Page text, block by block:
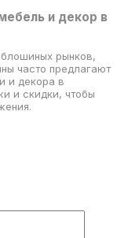
и декор в
рынков,
часто предлагают
и декора в
и скидки, чтобы